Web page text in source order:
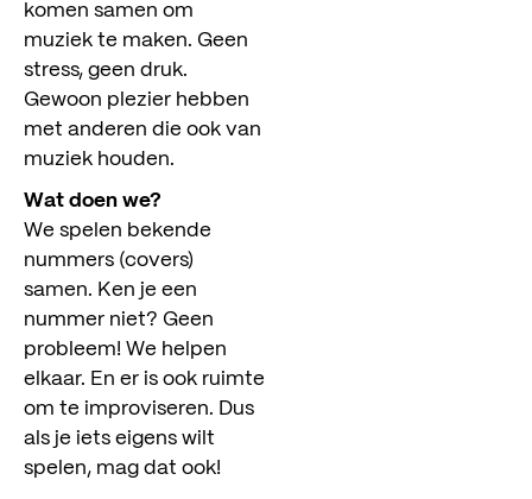
komen samen om
muziek te maken. Geen
stress, geen druk.
Gewoon plezier hebben
met anderen die ook van
muziek houden.
Wat doen we?
We spelen bekende
nummers (covers)
samen. Ken je een
nummer niet? Geen
probleem! We helpen
elkaar. En er is ook ruimte
om te improviseren. Dus
als je iets eigens wilt
spelen, mag dat ook!